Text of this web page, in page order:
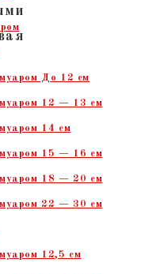
До 12 см
12 — 13 см
14 см
15 — 16 см
18 — 20 см
22 — 30 см
12,5 см